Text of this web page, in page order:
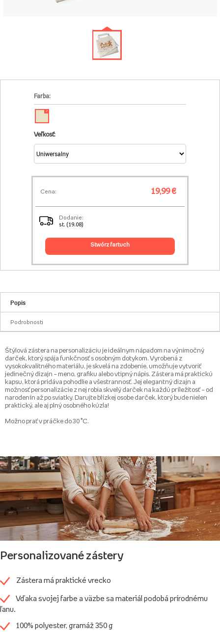
Farba:
✓
Veľkosť:
Cena: 19,99 €
Dodanie:
st. (19.08)
stwórz fartuch
Popis
Podrobnosti
Štýlová zástera na personalizáciu je ideálnym nápadom na výnimočný
darček, ktorý spája funkčnosť s osobným dotykom. Vyrobená z
vysokokvalitného materiálu, je skvelá na zdobenie, umožňuje vytvoriť
jedinečný dizajn – meno, grafiku alebo vtipný nápis. Zástera má praktickú
kapsu, ktorá pridáva pohodlie a všestrannosť. Jej elegantný dizajn a
možnosť personalizácie z nej robia skvelý darček na každú príležitosť – od
narodenín až po sviatky. Darujte blízkej osobe darček, ktorý bude nielen
praktický, ale aj plný osobného kúzla!
Možno prať v práčke do 30 °C.
Personalizované zástery
Zástera má praktické vrecko
Vďaka svojej farbe a väzbe sa materiál podobá prírodnému
ľanu.
100% polyester, gramáž 350 g